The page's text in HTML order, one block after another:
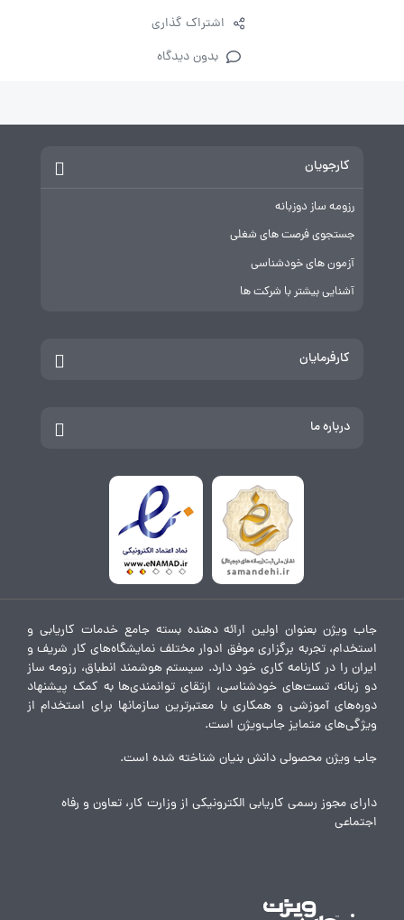
اشتراک گذاری
بدون دیدگاه
کارجویان
رزومه ساز دوزبانه
جستجوی فرصت های شغلی
آزمون های خودشناسی
آشنایی بیشتر با شرکت ها
کارفرمایان
درباره ما
جاب ویژن بعنوان اولین ارائه دهنده بسته جامع خدمات کاریابی و
استخدام، تجربه برگزاری موفق ادوار مختلف نمایشگاه‌های کار شریف و
ایران را در کارنامه کاری خود دارد. سیستم هوشمند انطباق، رزومه ساز
دو زبانه، تست‌های خودشناسی، ارتقای توانمندی‌ها به کمک پیشنهاد
دوره‌های آموزشی و همکاری با معتبرترین سازمانها برای استخدام از
ویژگی‌های متمایز جاب‌ویژن است.
جاب ویژن محصولی دانش بنیان شناخته شده است.
دارای مجوز رسمی کاریابی الکترونیکی از وزارت کار، تعاون و رفاه
اجتماعی